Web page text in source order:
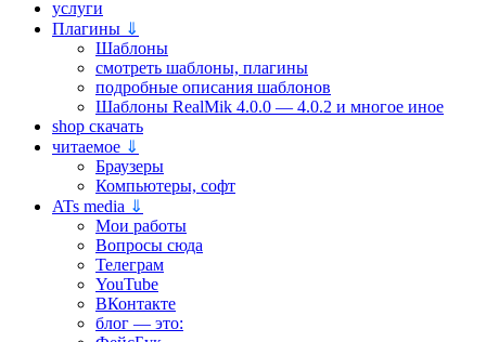
услуги
Плагины ⇓
Шаблоны
смотреть шаблоны, плагины
подробные описания шаблонов
Шаблоны RealMik 4.0.0 — 4.0.2 и многое иное
shop скачать
читаемое ⇓
Браузеры
Компьютеры, софт
ATs media ⇓
Мои работы
Вопросы сюда
Телеграм
YouTube
ВКонтакте
блог — это: